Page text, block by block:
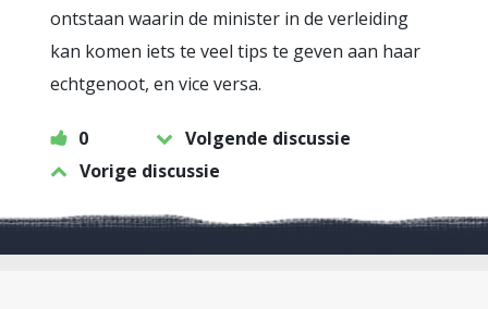
ontstaan waarin de minister in de verleiding
kan komen iets te veel tips te geven aan haar
echtgenoot, en vice versa.
0
Volgende discussie
Vorige discussie